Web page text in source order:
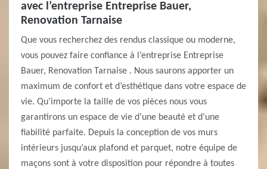
avec l’entreprise Entreprise Bauer,
Renovation Tarnaise
Que vous recherchez des rendus classique ou moderne,
vous pouvez faire confiance à l’entreprise Entreprise
Bauer, Renovation Tarnaise . Nous saurons apporter un
maximum de confort et d’esthétique dans votre espace de
vie. Qu’importe la taille de vos pièces nous vous
garantirons un espace de vie d’une beauté et d’une
fiabilité parfaite. Depuis la conception de vos murs
intérieurs jusqu’aux plafond et parquet, notre équipe de
maçons sont à votre disposition pour répondre à toutes